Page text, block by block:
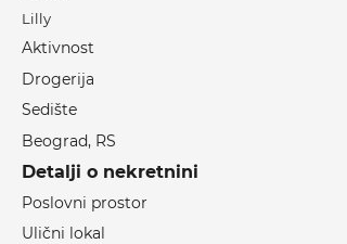
Lilly
Aktivnost
Drogerija
Sedište
Beograd, RS
Detalji o nekretnini
Poslovni prostor
Ulični lokal